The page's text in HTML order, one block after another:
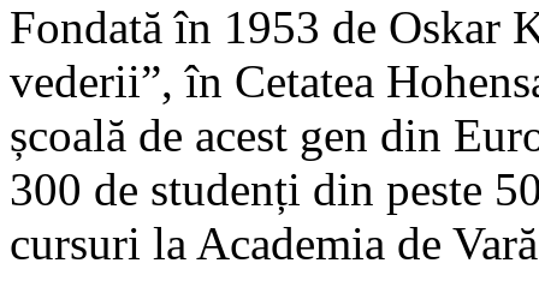
Fondată în 1953 de Oskar
vederii”, în Cetatea
școală de acest gen din
300 de studenți din peste
cursuri la Academia de